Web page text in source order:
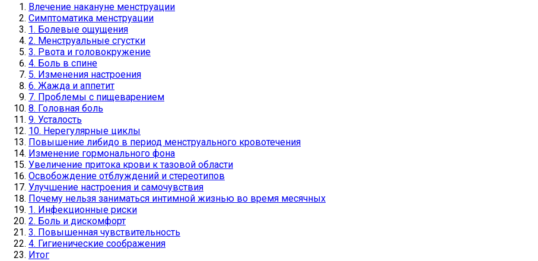
Влечение накануне менструации
Симптоматика менструации
1. Болевые ощущения
2. Менструальные сгустки
3. Рвота и головокружение
4. Боль в спине
5. Изменения настроения
6. Жажда и аппетит
7. Проблемы с пищеварением
8. Головная боль
9. Усталость
10. Нерегулярные циклы
Повышение либидо в период менструального кровотечения
Изменение гормонального фона
Увеличение притока крови к тазовой области
Освобождение отблуждений и стереотипов
Улучшение настроения и самочувствия
Почему нельзя заниматься интимной жизнью во время месячных
1. Инфекционные риски
2. Боль и дискомфорт
3. Повышенная чувствительность
4. Гигиенические соображения
Итог